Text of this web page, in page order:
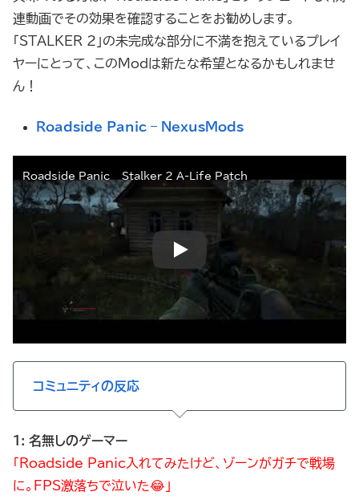
連動画でその効果を確認することをお勧めします。
「STALKER 2」の未完成な部分に不満を抱えているプレイ
ヤーにとって、このModは新たな希望となるかもしれませ
ん！
Roadside Panic – NexusMods
Roadside Panic – Stalker 2 A-Life Patch
コミュニティの反応
1: 名無しのゲーマー
「Roadside Panic入れてみたけど、ゾーンがガチで戦場
に。FPS激落ちで泣いた😂」